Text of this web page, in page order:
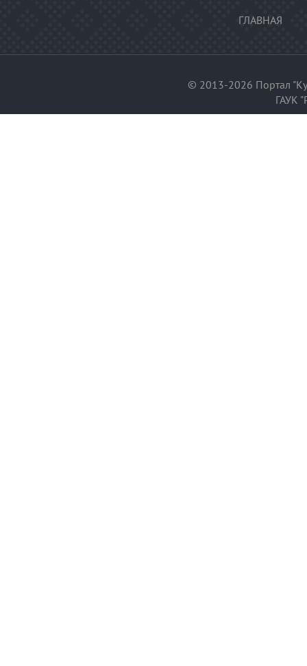
ГЛАВНАЯ
© 2013-2026 Портал
ГАУК